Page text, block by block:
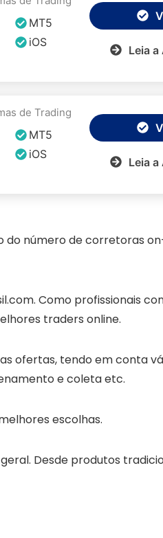
MT5
iOS
Leia a
de Trading
MT5
iOS
Leia a
do número de corretoras
Como profissionais
traders online.
ofertas, tendo em conta
e coleta etc.
escolhas.
Desde produtos